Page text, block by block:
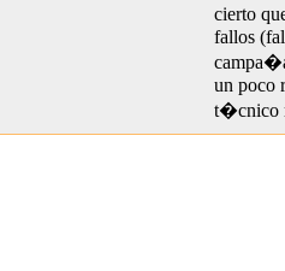
cierto
fallos
un poco
t�cnico